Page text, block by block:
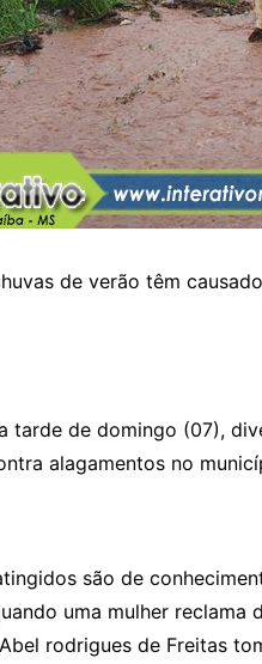
de verão têm
tarde de domingo (07),
alagamentos no
são de
uma mulher
rodrigues de Freitas